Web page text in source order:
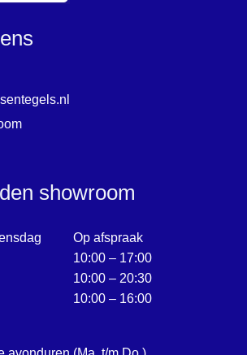
showroom
Op afspraak
10:00 – 17:00
10:00 – 20:30
10:00 – 16:00